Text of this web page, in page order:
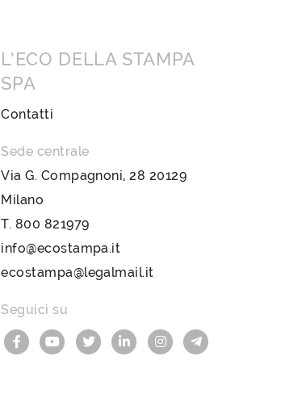
L’ECO DELLA STAMPA
SPA
Contatti
Sede centrale
Via G. Compagnoni, 28 20129
Milano
T. 800 821979
info@ecostampa.it
ecostampa@legalmail.it
Seguici su